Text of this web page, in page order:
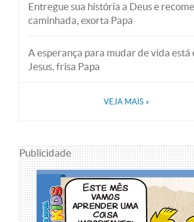
Entregue sua história a Deus e
caminhada, exorta Papa
A esperança para mudar de vida está
Jesus, frisa Papa
VEJA MAIS »
Publicidade